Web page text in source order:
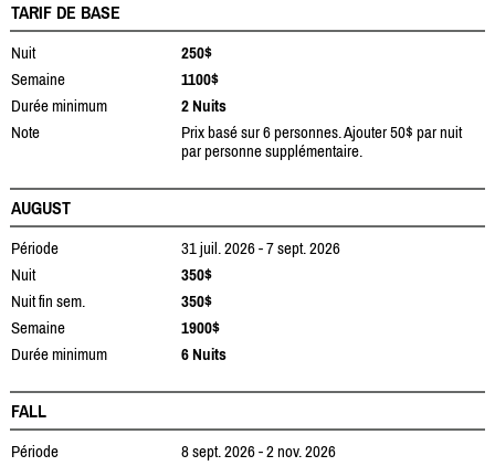
TARIF DE BASE
Nuit
250$
Semaine
1100$
Durée minimum
2 Nuits
Note
Prix basé sur 6 personnes. Ajouter 50$ par nuit
par personne supplémentaire.
AUGUST
Période
31 juil. 2026 - 7 sept. 2026
Nuit
350$
Nuit fin sem.
350$
Semaine
1900$
Durée minimum
6 Nuits
FALL
Période
8 sept. 2026 - 2 nov. 2026